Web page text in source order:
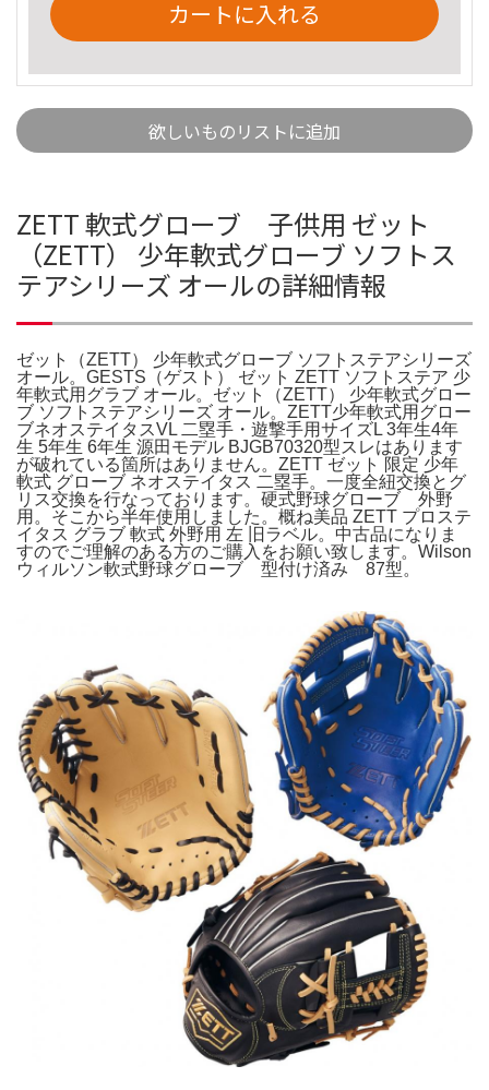
カートに入れる
欲しいものリストに追加
ZETT 軟式グローブ 子供用 ゼット
（ZETT） 少年軟式グローブ ソフトス
テアシリーズ オールの詳細情報
ゼット（ZETT） 少年軟式グローブ ソフトステアシリーズ
オール。GESTS（ゲスト） ゼット ZETT ソフトステア 少
年軟式用グラブ オール。ゼット（ZETT） 少年軟式グロー
ブ ソフトステアシリーズ オール。ZETT少年軟式用グロー
ブネオステイタスVL 二塁手・遊撃手用サイズL 3年生4年
生 5年生 6年生 源田モデル BJGB70320型スレはあります
が破れている箇所はありません。ZETT ゼット 限定 少年
軟式 グローブ ネオステイタス 二塁手。一度全紐交換とグ
リス交換を行なっております。硬式野球グローブ 外野
用。そこから半年使用しました。概ね美品 ZETT プロステ
イタス グラブ 軟式 外野用 左 旧ラベル。中古品になりま
すのでご理解のある方のご購入をお願い致します。Wilson
ウィルソン軟式野球グローブ 型付け済み 87型。